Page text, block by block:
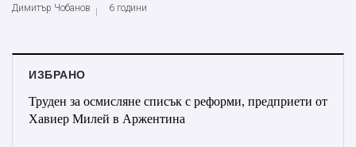
Димитър Чобанов
6 години
ИЗБРАНО
Труден за осмисляне списък с реформи, предприети от
Хавиер Милей в Аржентина